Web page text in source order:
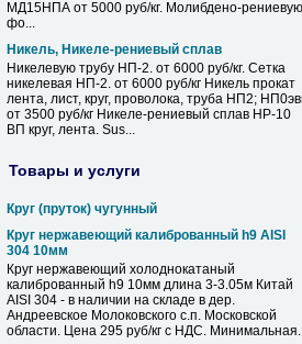
МД15НПА от 5000 руб/кг. Молибдено-рениевую
фо...
Никель, Никеле-рениевый сплав
Никелевую трубу НП-2. от 6000 руб/кг. Сетка
никелевая НП-2. от 6000 руб/кг Никель прокат
лента, лист, круг, проволока, труба НП2;
от 3500 руб/кг Никеле-рениевый сплав НР-10
ВП круг, лента. Sus...
Товары и услуги
Круг (пруток) чугунный
Круг нержавеющий калиброванный h9 AISI
304 10мм
Круг нержавеющий холоднокатаный
калиброванный h9 10мм длина 3-3.05м Китай
AISI 304 - в наличии на складе в дер.
Андреевское Молоковского с.п. Московской
области. Цена 295 руб/кг с НДС.